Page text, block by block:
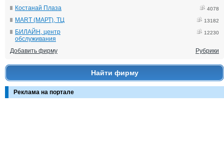
Костанай Плаза 4078
MART (МАРТ), ТЦ 13182
БИЛАЙН, центр
обслуживания
12230
Добавить фирму Рубрики
Найти фирму
Реклама на портале